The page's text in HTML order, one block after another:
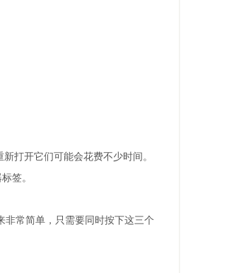
打开它们可能会花费不少时间。
签。
常简单，只需要同时按下这三个